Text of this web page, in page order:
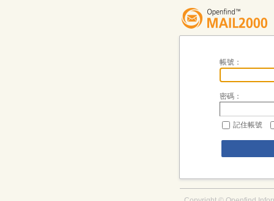
帳號：
密碼：
記住帳號